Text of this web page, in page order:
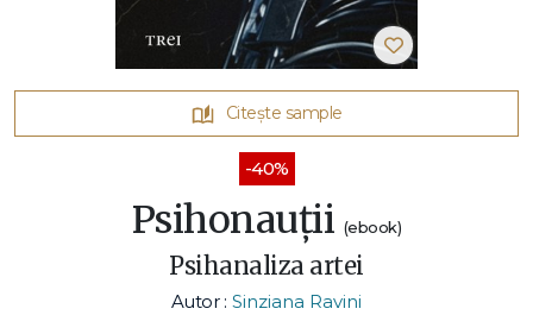
Citește sample
-40%
Psihonauții (ebook)
Psihanaliza artei
Autor : Sinziana Ravini